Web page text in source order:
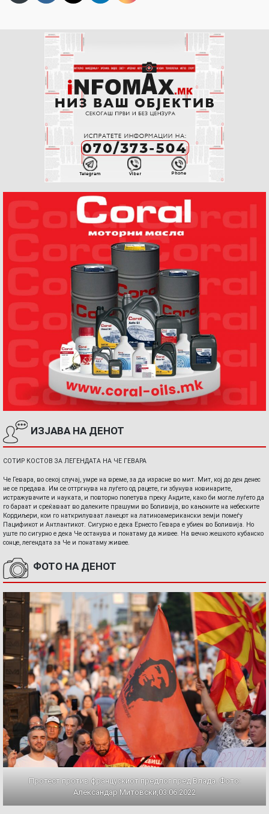
ИЗЈАВА НА ДЕНОТ
СОТИР КОСТОВ ЗА ЛЕГЕНДАТА НА ЧЕ ГЕВАРА
Че Гевара, во секој случај, умре на време, за да израсне во мит. Мит, кој до ден денес
не се предава. Им се оттргнува на луѓето од рацете, ги збунува новинарите,
истражувачите и науката, и повторно полетува преку Андите, како би могле луѓето да
го бараат и среќаваат во далеките прашуми во Боливија, во кањоните на небеските
Кордиљери, кои го наткрилуваат ланецот на латиноамерикански земји помеѓу
Пацификот и Антлантикот. Сигурно е дека Ернесто Гевара е убиен во Боливија. Но
уште по сигурно е дека Че останува и понатаму да живее. На вечно жешкото кубанско
сонце, легендата за Че и понатаму живее.
ФОТО НА ДЕНОТ
Протест против францускиот предлог пред Влада. Фото:
Александар Митовски,03.06.2022